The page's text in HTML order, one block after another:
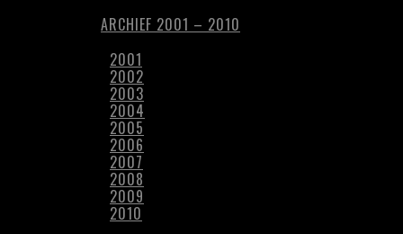
ARCHIEF 2001 – 2010
2001
2002
2003
2004
2005
2006
2007
2008
2009
2010